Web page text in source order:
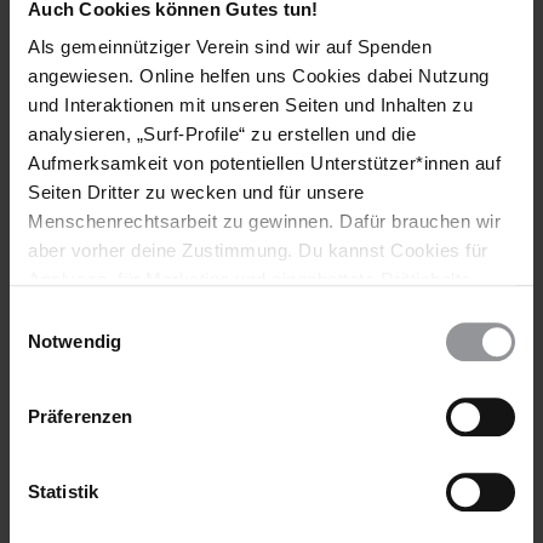
Auch Cookies können Gutes tun!
Als gemeinnütziger Verein sind wir auf Spenden
angewiesen. Online helfen uns Cookies dabei Nutzung
und Interaktionen mit unseren Seiten und Inhalten zu
analysieren, „Surf-Profile“ zu erstellen und die
Aufmerksamkeit von potentiellen Unterstützer*innen auf
Seiten Dritter zu wecken und für unsere
Menschenrechtsarbeit zu gewinnen. Dafür brauchen wir
aber vorher deine Zustimmung. Du kannst Cookies für
wieder ändern. Diesen Banner kannst Du über den Link
Notwendig
Präferenzen
Statistik
Syrien Türkei
Themen
Bewaffnete Konflikte